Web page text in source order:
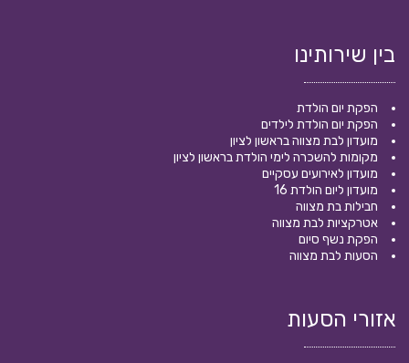
בין שירותינו
הפקת יום הולדת
הפקת יום הולדת לילדים
מועדון לבת מצווה בראשון לציון
מקומות להשכרה לימי הולדת בראשון לציון
מועדון לאירועים עסקיים
מועדון ליום הולדת 16
חבילות בת מצווה
אטרקציות לבת מצווה
הפקת נשף סיום
הסעות לבת מצווה
אזורי הסעות